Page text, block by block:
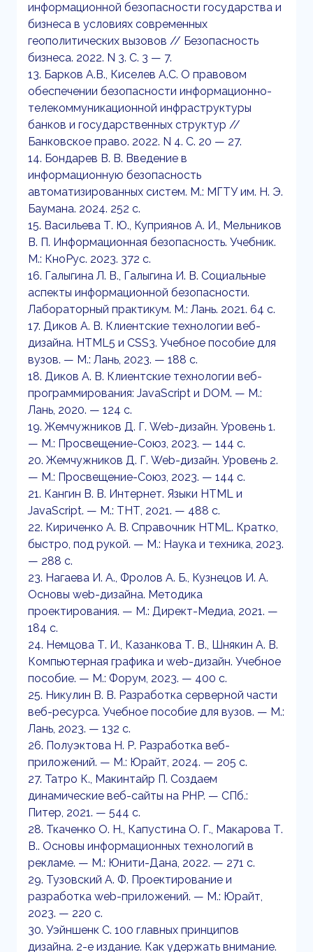
информационной безопасности государства и
бизнеса в условиях современных
геополитических вызовов // Безопасность
бизнеса. 2022. N 3. С. 3 — 7.
13. Барков А.В., Киселев А.С. О правовом
обеспечении безопасности информационно-
телекоммуникационной инфраструктуры
банков и государственных структур //
Банковское право. 2022. N 4. С. 20 — 27.
14. Бондарев В. В. Введение в
информационную безопасность
автоматизированных систем. М.: МГТУ им. Н. Э.
Баумана. 2024. 252 с.
15. Васильева Т. Ю., Куприянов А. И., Мельников
В. П. Информационная безопасность. Учебник.
М.: КноРус. 2023. 372 с.
16. Галыгина Л. В., Галыгина И. В. Социальные
аспекты информационной безопасности.
Лабораторный практикум. М.: Лань. 2021. 64 с.
17. Диков А. В. Клиентские технологии веб-
дизайна. HTML5 и CSS3. Учебное пособие для
вузов. — М.: Лань, 2023. — 188 c.
18. Диков А. В. Клиентские технологии веб-
программирования: JavaScript и DOM. — М.:
Лань, 2020. — 124 c.
19. Жемчужников Д. Г. Web-дизайн. Уровень 1.
— М.: Просвещение-Союз, 2023. — 144 c.
20. Жемчужников Д. Г. Web-дизайн. Уровень 2.
— М.: Просвещение-Союз, 2023. — 144 c.
21. Кангин В. В. Интернет. Языки HTML и
JavaScript. — М.: ТНТ, 2021. — 488 c.
22. Кириченко А. В. Справочник HTML. Кратко,
быстро, под рукой. — М.: Наука и техника, 2023.
— 288 c.
23. Нагаева И. А., Фролов А. Б., Кузнецов И. А.
Основы web-дизайна. Методика
проектирования. — М.: Директ-Медиа, 2021. —
184 c.
24. Немцова Т. И., Казанкова Т. В., Шнякин А. В.
Компьютерная графика и web-дизайн. Учебное
пособие. — М.: Форум, 2023. — 400 c.
25. Никулин В. В. Разработка серверной части
веб-ресурса. Учебное пособие для вузов. — М.:
Лань, 2023. — 132 c.
26. Полуэктова Н. Р. Разработка веб-
приложений. — М.: Юрайт, 2024. — 205 c.
27. Татро К., Макинтайр П. Создаем
динамические веб-сайты на PHP. — СПб.:
Питер, 2021. — 544 c.
28. Ткаченко О. Н., Капустина О. Г., Макарова Т.
В.. Основы информационных технологий в
рекламе. — М.: Юнити-Дана, 2022. — 271 c.
29. Тузовский А. Ф. Проектирование и
разработка web-приложений. — М.: Юрайт,
2023. — 220 c.
30. Уэйншенк С. 100 главных принципов
дизайна. 2-е издание. Как удержать внимание.